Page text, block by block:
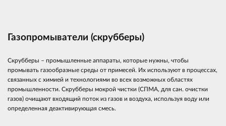
Газопромыватели (скрубберы)
Скрубберы – промышленные аппараты, которые нужны, чтобы
промывать газообразные среды от примесей. Их используют в процессах,
связанных с химией и технологиями во всех возможных областях
промышленности. Скрубберы мокрой чистки (СПМА, для сан. очистки
газов) очищают входящий поток из газов и воздуха, используя воду или
определенная деактивирующая смесь.